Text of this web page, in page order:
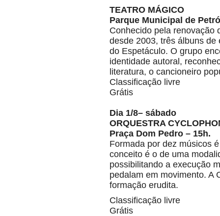
TEATRO MÁGICO
Parque Municipal de
Conhecido pela renovação
desde 2003, três álbuns de
do Espetáculo. O grupo
identidade autoral,
literatura, o cancioneiro
Classificação livre
Grátis
Dia 1/8– sábado
ORQUESTRA
Praça Dom Pedro – 15h.
Formada por dez músicos
conceito é o de uma
possibilitando a execução
pedalam em movimento. A
formação erudita.
Classificação livre
Grátis